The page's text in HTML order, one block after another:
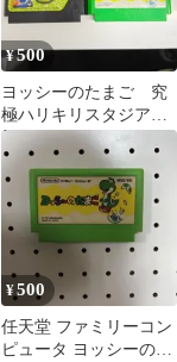
¥500
ヨッシーのたまご 究
極ハリキリスタジア
ム 不明ソフト セッ
ト
¥500
任天堂 ファミリーコン
ピュータ ヨッシーのた